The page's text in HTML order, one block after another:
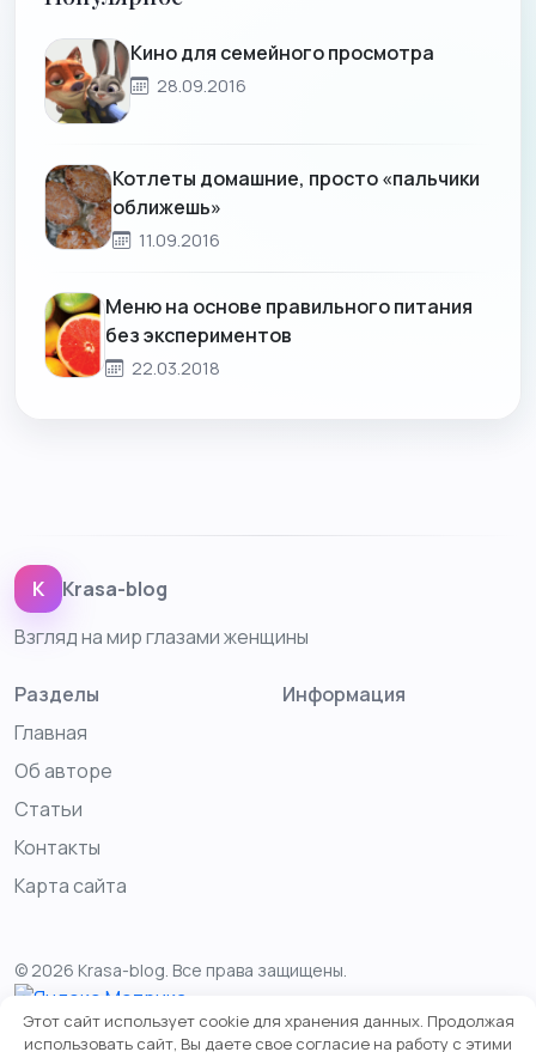
Кино для семейного просмотра
28.09.2016
Котлеты домашние, просто «пальчики
оближешь»
11.09.2016
Меню на основе правильного питания
без экспериментов
22.03.2018
K
Krasa-blog
Взгляд на мир глазами женщины
Разделы
Главная
Об авторе
Статьи
Контакты
Карта сайта
Информация
© 2026 Krasa-blog. Все права защищены.
Этот сайт использует cookie для хранения данных. Продолжая
использовать сайт, Вы даете свое согласие на работу с этими